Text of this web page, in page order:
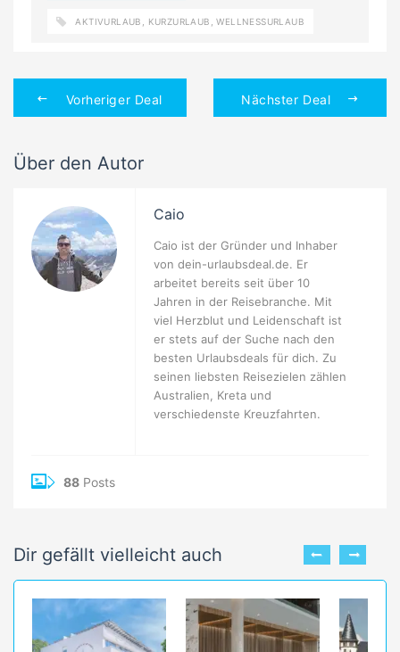
AKTIVURLAUB KURZURLAUB ,WELLNESSURLAUB
Vorheriger Deal Nächster Deal
Über den Autor
Caio
Caio ist der Gründer und Inhaber
von dein-urlaubsdeal.de. Er
arbeitet bereits seit über 10
Jahren in der Reisebranche. Mit
viel Herzblut und Leidenschaft ist
er stets auf der Suche nach den
besten Urlaubsdeals für dich. Zu
seinen liebsten Reisezielen zählen
Australien, Kreta und
verschiedenste Kreuzfahrten.
88 Posts
Dir gefällt vielleicht auch